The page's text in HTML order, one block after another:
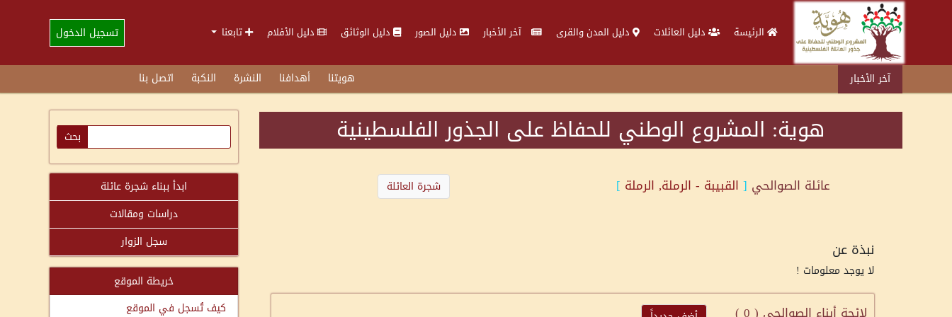
الرئيسة دليل العائلات دليل المدن والقرى آخر الأخبار دليل الصور دليل الوثائق دليل الأفلام تابعنا تسجيل الدخول
آخر الأخبار هويتنا أهدافنا النشرة النكبة اتصل بنا
هوية: المشروع الوطني للحفاظ على الجذور الفلسطينية
عائلة الصوالحي [ القبيبة - الرملة, الرملة ] شجرة العائلة
نبذة عن
لا يوجد معلومات !
ابدأ ببناء شجرة عائلة
دراسات ومقالات
سجل الزوار
خريطة الموقع
كيف تُسجل في الموقع